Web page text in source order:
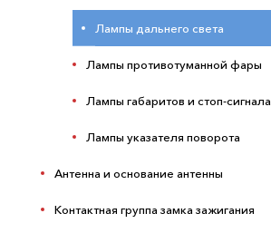
Лампы дальнего света
Лампы противотуманной фары
Лампы габаритов и стоп-сигнала
Лампы указателя поворота
Антенна и основание антенны
Контактная группа замка зажигания